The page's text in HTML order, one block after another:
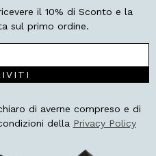
il 10% di Sconto e la
sul primo ordine.
di averne compreso e di
della Privacy Policy